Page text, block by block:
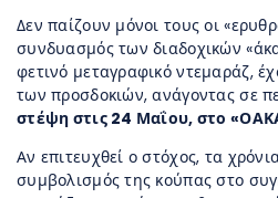
Δεν παίζουν μόνοι τους οι
συνδυασμός των διαδοχικών
φετινό μεταγραφικό ντεμαράζ,
των προσδοκιών, ανάγοντας σε
στέψη στις 24 Μαΐου, στο
Αν επιτευχθεί ο στόχος, τα
συμβολισμός της κούπας στο